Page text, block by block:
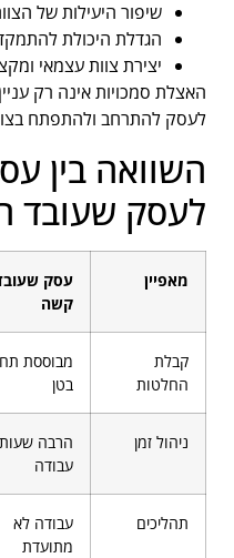
שיפור היעילות של
הגדלת היכולת
יצירת צוות עצמאי
האצלת סמכויות אינה רק
לעסק להתרחב ולהתפתח
השוואה בין
לעסק שעובד
מאפיין
עסק
קשה
קבלת
החלטות
מבוססת
בטן
ניהול זמן
הרבה שעות
עבודה
תהליכים
עבודה לא
מתועדת